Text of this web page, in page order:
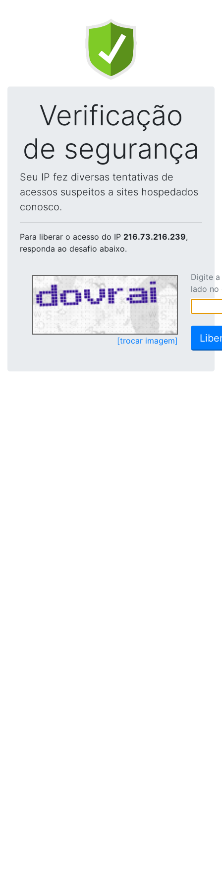
Verificação
de segurança
Seu IP fez diversas tentativas de
acessos suspeitos a sites hospedados
conosco.
Para liberar o acesso do IP 216.73.216.239,
responda ao desafio abaixo.
[trocar imagem]
Digite
lado no